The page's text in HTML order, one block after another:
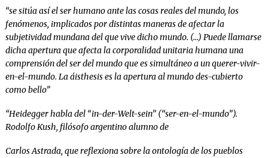
“se sitúa así el ser humano ante las cosas reales del mundo, los
fenómenos, implicados por distintas maneras de afectar la
subjetividad mundana del que vive dicho mundo. (…) Puede llamarse
dicha apertura que afecta la corporalidad unitaria humana una
comprensión del ser del mundo que es simultáneo a un querer-vivir-
en-el-mundo. La áisthesis es la apertura al mundo des-cubierto
como bello”
“Heidegger habla del “in-der-Welt-sein” (“ser-en-el-mundo”).
Rodolfo Kush, filósofo argentino alumno de
Carlos Astrada, que reflexiona sobre la ontología de los pueblos